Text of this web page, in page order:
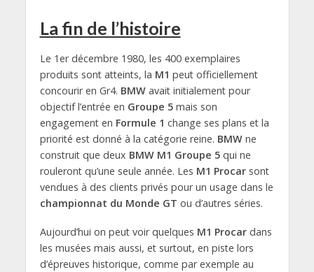
La fin de l’histoire
Le 1er décembre 1980, les 400 exemplaires
produits sont atteints, la M1 peut officiellement
concourir en Gr4. BMWavait initialement pour
objectif l’entrée en Groupe 5mais son
engagement en Formule 1 change ses plans et la
priorité est donné à la catégorie reine. BMWne
construit que deux BMW M1 Groupe 5qui ne
rouleront qu’une seule année. Les M1 Procarsont
vendues à des clients privés pour un usage dans le
championnat du Monde GT ou d’autres séries.
Aujourd’hui on peut voir quelques M1 Procardans
les musées mais aussi, et surtout, en piste lors
d’épreuves historique, comme par exemple au